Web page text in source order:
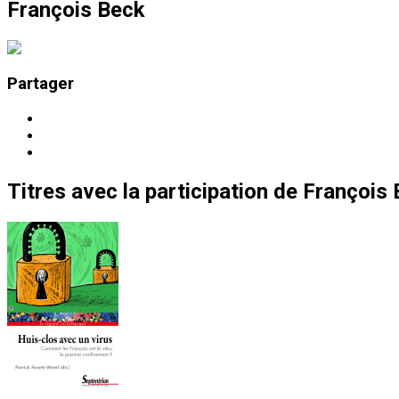
François Beck
Partager
Titres avec la participation de François